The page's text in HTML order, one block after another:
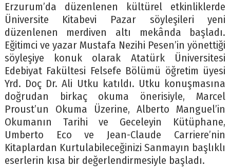
Erzurum’da düzenlenen kültürel etkinliklerde
Üniversite Kitabevi Pazar söyleşileri yeni
düzenlenen merdiven altı mekânda başladı.
Eğitimci ve yazar Mustafa Nezihi Pesen’in yönettiği
söyleşiye konuk olarak Atatürk Üniversitesi
Edebiyat Fakültesi Felsefe Bölümü öğretim üyesi
Yrd. Doç Dr. Ali Utku katıldı. Utku konuşmasına
doğrudan birkaç okuma önerisiyle, Marcel
Proust’un Okuma Üzerine, Alberto Manguel’in
Okumanın Tarihi ve Geceleyin Kütüphane,
Umberto Eco ve Jean-Claude Carriere’nin
Kitaplardan Kurtulabileceğinizi Sanmayın başlıklı
eserlerin kısa bir değerlendirmesiyle başladı.